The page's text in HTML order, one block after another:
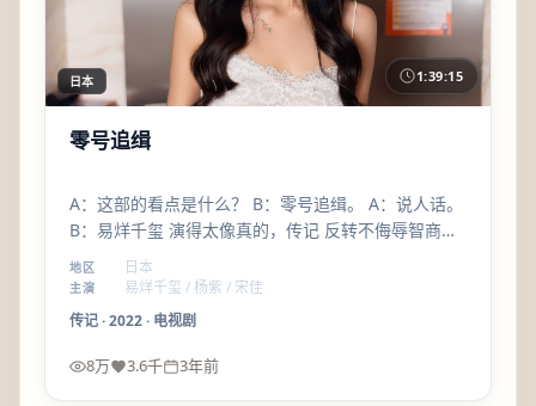
日本 1:39:15
零号追缉
A：这部的看点是什么？ B：零号追缉。 A：说人话。
B：易烊千玺 演得太像真的，传记 反转不侮辱智商，
毕赣 会拍群像。
地区 日本
主演
易烊千玺 / 杨紫 / 宋佳
传记·2022· 电视剧
8万 3.6千 3年前